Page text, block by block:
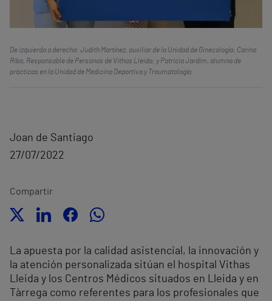
De izquierda a derecha: Judith Martínez, auxiliar de la Unidad de Ginecología; Carina
Riba, Responsable de Personas de Vithas Lleida; y Patricia Jardim, alumna de
prácticas en la Unidad de Medicina Deportiva y Traumatología.
Joan de Santiago
27/07/2022
Compartir
La apuesta por la calidad asistencial, la innovación y
la atención personalizada sitúan el hospital Vithas
Lleida y los Centros Médicos situados en Lleida y en
Tàrrega como referentes para los profesionales que